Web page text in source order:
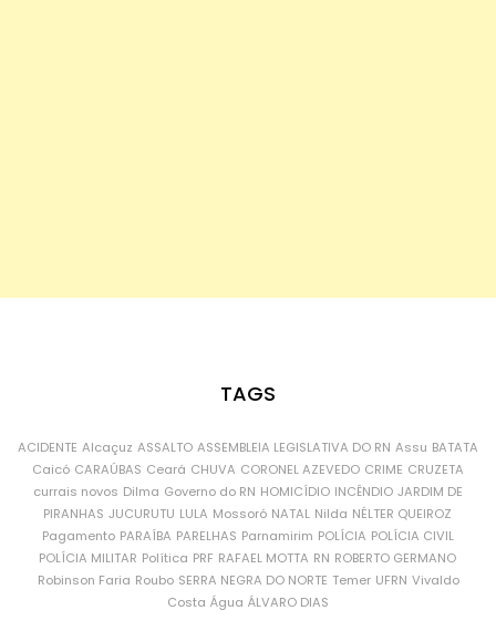
TAGS
ACIDENTE Alcaçuz ASSALTO ASSEMBLEIA LEGISLATIVA DO RN Assu BATATA
Caicó CARAÚBAS Ceará CHUVA CORONEL AZEVEDO CRIME CRUZETA
currais novos Dilma Governo do RN HOMICÍDIO INCÊNDIO JARDIM DE
PIRANHAS JUCURUTU LULA Mossoró NATAL Nilda NÉLTER QUEIROZ
Pagamento PARAÍBA PARELHAS Parnamirim POLÍCIA POLÍCIA CIVIL
POLÍCIA MILITAR Política PRF RAFAEL MOTTA RN ROBERTO GERMANO
Robinson Faria Roubo SERRA NEGRA DO NORTE Temer UFRN Vivaldo
Costa Água ÁLVARO DIAS